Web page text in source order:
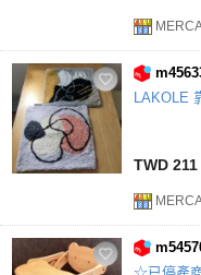
LAKOLE
TWD 211